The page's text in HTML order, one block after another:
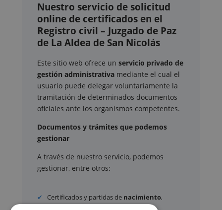
Nuestro servicio de solicitud
online de certificados en el
Registro civil – Juzgado de Paz
de La Aldea de San Nicolás
Este sitio web ofrece un servicio privado de
gestión administrativa mediante el cual el
usuario puede delegar voluntariamente la
tramitación de determinados documentos
oficiales ante los organismos competentes.
Documentos y trámites que podemos
gestionar
A través de nuestro servicio, podemos
gestionar, entre otros:
Certificados y partidas de nacimiento,